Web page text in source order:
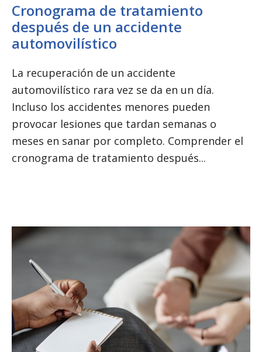
Cronograma de tratamiento
después de un accidente
automovilístico
La recuperación de un accidente
automovilístico rara vez se da en un día.
Incluso los accidentes menores pueden
provocar lesiones que tardan semanas o
meses en sanar por completo. Comprender el
cronograma de tratamiento después...